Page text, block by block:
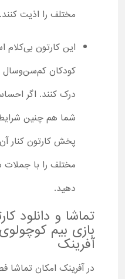
مختلف را اذیت کنند.
این کارتون
کودکان کم‌سن‌و‌سال
درک کنند. اگر
شما هم چنین
پخش کارتون کنار
مختلف را با جملات
دهید.
تماشا و دانلود
آفرینک